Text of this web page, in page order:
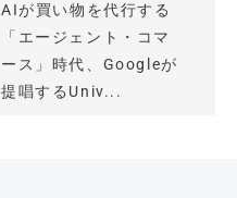
AIが買い物を代行する
「エージェント・コマ
ース」時代、Googleが
提唱するUniv...